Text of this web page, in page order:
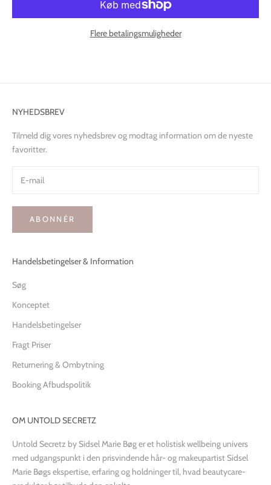
Flere betalingsmuligheder
NYHEDSBREV
Tilmeld dig vores nyhedsbrev og modtag information om de nyeste
favoritter.
ABONNÉR
Handelsbetingelser & Information
Søg
Konceptet
Handelsbetingelser
Fragt Priser
Returnering & Ombytning
Booking Afbudspolitik
OM UNTOLD SECRETZ
Untold Secretz by Sidsel Marie Bøg er et holistisk wellbeing univers
med udgangspunkt i den prisvindende hår- og makeupartist Sidsel
Marie Bøgs ekspertise, erfaring og holdninger til, hvad beautycare-